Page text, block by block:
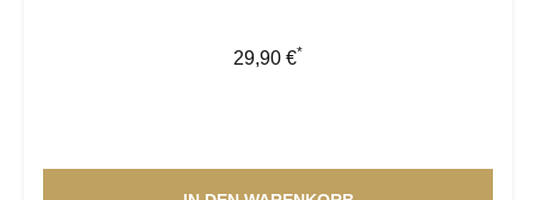
Regulärer Preis:
29,90 €*